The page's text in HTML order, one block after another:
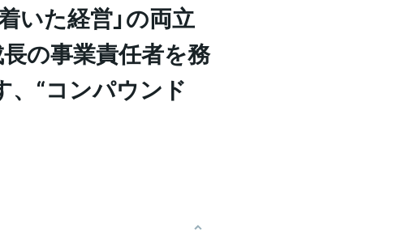
いた経営」の両立
の事業責任者を務
、“コンパウンド